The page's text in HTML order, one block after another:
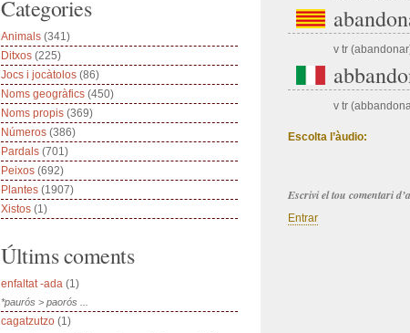
v tr
v tr
Escolta l’àudio:
Escrivi el tou comentari
Entrar
Categories
Animals (341)
Ditxos (225)
Jocs i jocàtolos (86)
Noms geogràfics (450)
Noms propis (369)
Números (386)
Pardals (701)
Peixos (692)
Plantes (1907)
Xistos (1)
Últims coments
enfaltat -ada (1)
*paurós > paorós ...
cagatzutzo (1)